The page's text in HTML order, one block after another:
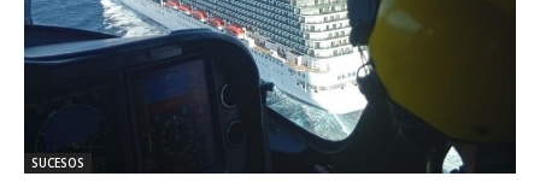
SUCESOS